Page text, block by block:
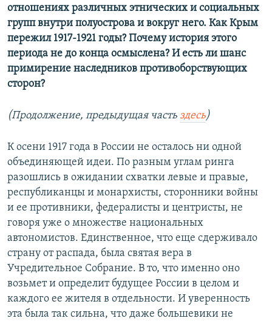
отношениях различных этнических и социальных
групп внутри полуострова и вокруг него. Как Крым
пережил 1917-1921 годы? Почему история этого
периода не до конца осмыслена? И есть ли шанс
примирение наследников противоборствующих
сторон?
(Продолжение, предыдущая часть здесь)
К осени 1917 года в России не осталось ни одной
объединяющей идеи. По разным углам ринга
разошлись в ожидании схватки левые и правые,
республиканцы и монархисты, сторонники войны
и ее противники, федералисты и центристы, не
говоря уже о множестве национальных
автономистов. Единственное, что еще сдерживало
страну от распада, была святая вера в
Учредительное Собрание. В то, что именно оно
возьмет и определит будущее России в целом и
каждого ее жителя в отдельности. И уверенность
эта была так сильна, что даже большевики не